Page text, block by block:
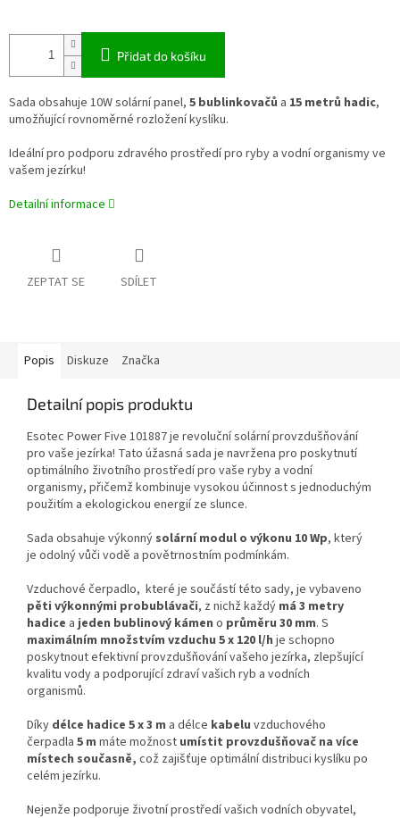
Přidat do košíku
Sada obsahuje 10W solární panel, 5 bublinkovačů a 15 metrů hadic,
umožňující rovnoměrné rozložení kyslíku.
Ideální pro podporu zdravého prostředí pro ryby a vodní organismy ve
vašem jezírku!
Detailní informace
ZEPTAT SE SDÍLET
Popis Diskuze Značka
Detailní popis produktu
Esotec Power Five 101887 je revoluční solární provzdušňování
pro vaše jezírka! Tato úžasná sada je navržena pro poskytnutí
optimálního životního prostředí pro vaše ryby a vodní
organismy, přičemž kombinuje vysokou účinnost s jednoduchým
použitím a ekologickou energií ze slunce.
Sada obsahuje výkonný solární modul o výkonu 10 Wp, který
je odolný vůči vodě a povětrnostním podmínkám.
Vzduchové čerpadlo, které je součástí této sady, je vybaveno
pěti výkonnými probublávači, z nichž každý má 3 metry
hadice ajeden bublinový kámen o průměru 30 mm. S
maximálním množstvím vzduchu 5 x 120 l/h je schopno
poskytnout efektivní provzdušňování vašeho jezírka, zlepšující
kvalitu vody a podporující zdraví vašich ryb a vodních
organismů.
Díky délce hadice 5 x 3 m a délce kabelu vzduchového
čerpadla 5 m máte možnost umístit provzdušňovač na více
místech současně, což zajišťuje optimální distribuci kyslíku po
celém jezírku.
Nejenže podporuje životní prostředí vašich vodních obyvatel,